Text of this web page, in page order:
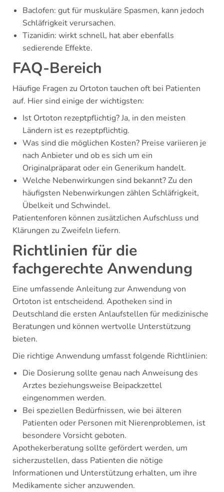
Baclofen: gut für muskuläre Spasmen, kann jedoch
Schläfrigkeit verursachen.
Tizanidin: wirkt schnell, hat aber ebenfalls
sedierende Effekte.
FAQ-Bereich
Häufige Fragen zu Ortoton tauchen oft bei Patienten
auf. Hier sind einige der wichtigsten:
Ist Ortoton rezeptpflichtig? Ja, in den meisten
Ländern ist es rezeptpflichtig.
Was sind die möglichen Kosten? Preise variieren je
nach Anbieter und ob es sich um ein
Originalpräparat oder ein Generikum handelt.
Welche Nebenwirkungen sind bekannt? Zu den
häufigsten Nebenwirkungen zählen Schläfrigkeit,
Übelkeit und Schwindel.
Patientenforen können zusätzlichen Aufschluss und
Klärungen zu Zweifeln liefern.
Richtlinien für die
fachgerechte Anwendung
Eine umfassende Anleitung zur Anwendung von
Ortoton ist entscheidend. Apotheken sind in
Deutschland die ersten Anlaufstellen für medizinische
Beratungen und können wertvolle Unterstützung
bieten.
Die richtige Anwendung umfasst folgende Richtlinien:
Die Dosierung sollte genau nach Anweisung des
Arztes beziehungsweise Beipackzettel
eingenommen werden.
Bei speziellen Bedürfnissen, wie bei älteren
Patienten oder Personen mit Nierenproblemen, ist
besondere Vorsicht geboten.
Apothekerberatung sollte gefördert werden, um
sicherzustellen, dass Patienten die nötige
Informationen und Unterstützung erhalten, um ihre
Medikamente sicher anzuwenden.